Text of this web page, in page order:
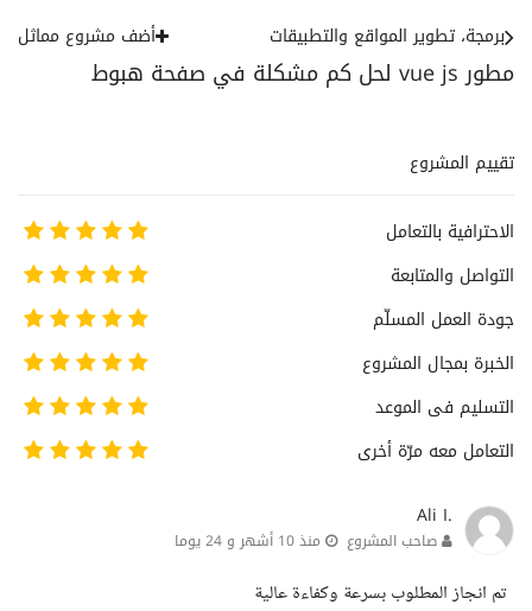
مطور vue js لحل كم مشكلة في صفحة هبوط
برمجة، تطوير المواقع والتطبيقات أضف مشروع مماثل
تقييم المشروع
الاحترافية بالتعامل
التواصل والمتابعة
جودة العمل المسلّم
الخبرة بمجال المشروع
التسليم فى الموعد
التعامل معه مرّة أخرى
Ali I.
صاحب المشروع منذ 10 أشهر و 24 يوما
تم انجاز المطلوب بسرعة وكفاءة عالية